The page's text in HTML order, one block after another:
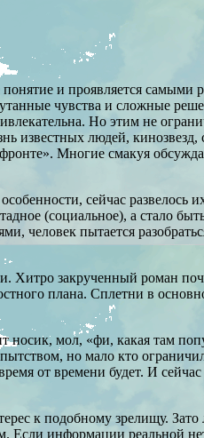
и проявляется
чувства и сложные
Но этим не
известных людей,
Многие смакуя
сейчас развелось
(социальное), а стало
человек пытается
Хитро закрученный роман
плана. Сплетни в
носик, мол, «фи, какая там
но мало кто
от времени будет. И
к подобному зрелищу.
Если информации реальной